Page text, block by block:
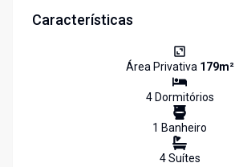
Características
Área Privativa 179m²
4Dormitórios
1 Banheiro
4Suítes